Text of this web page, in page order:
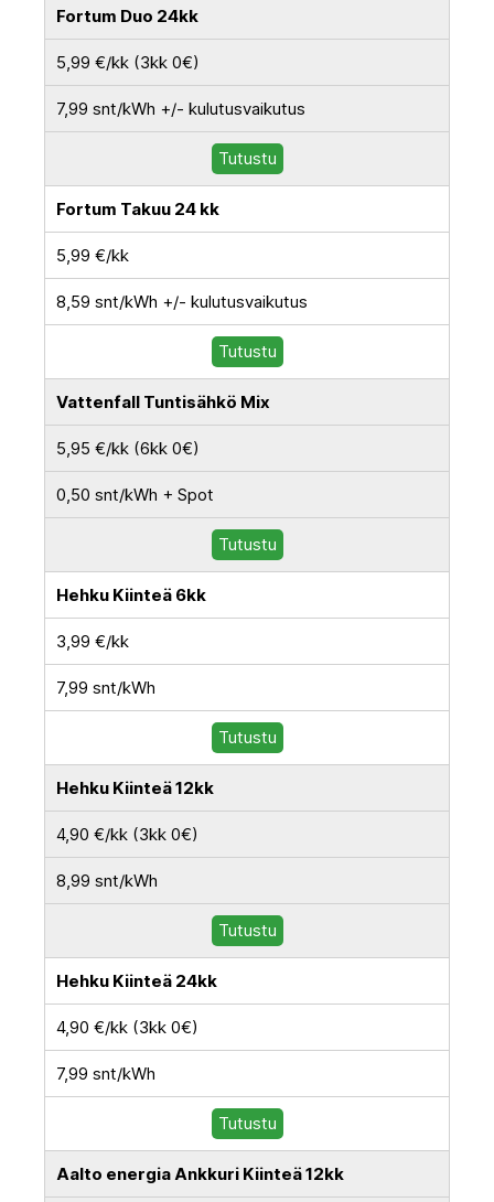
Fortum Duo 24kk
5,99 €/kk (3kk 0€)
7,99 snt/kWh +/- kulutusvaikutus
Tutustu
Fortum Takuu 24 kk
5,99 €/kk
8,59 snt/kWh +/- kulutusvaikutus
Tutustu
Vattenfall Tuntisähkö Mix
5,95 €/kk (6kk 0€)
0,50 snt/kWh + Spot
Tutustu
Hehku Kiinteä 6kk
3,99 €/kk
7,99 snt/kWh
Tutustu
Hehku Kiinteä 12kk
4,90 €/kk (3kk 0€)
8,99 snt/kWh
Tutustu
Hehku Kiinteä 24kk
4,90 €/kk (3kk 0€)
7,99 snt/kWh
Tutustu
Aalto energia Ankkuri Kiinteä 12kk